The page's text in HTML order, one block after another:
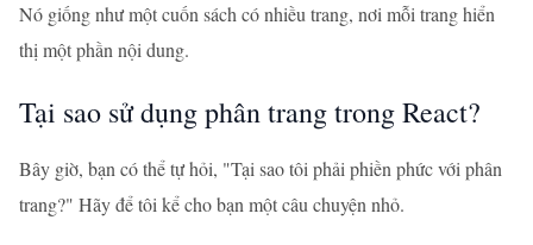
Nó giống như một cuốn sách có nhiều trang, nơi mỗi trang hiển
thị một phần nội dung.
Tại sao sử dụng phân trang trong React?
Bây giờ, bạn có thể tự hỏi, "Tại sao tôi phải phiền phức với phân
trang?" Hãy để tôi kể cho bạn một câu chuyện nhỏ.